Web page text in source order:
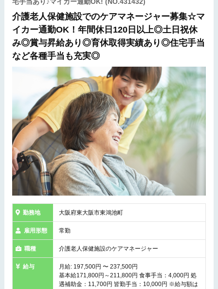
介護老人保健施設でのケアマネージャー募集☆マ
イカー通勤OK！年間休日120日以上◎土日祝休
み◎賞与昇給あり◎育休取得実績あり◎住宅手当
など各種手当も充実◎
勤務地 大阪府東大阪市東鴻池町
雇用形態 常勤
職種 介護老人保健施設のケアマネージャー
給与
月給: 197,500円 〜 237,500円
基本給171,800円～211,800円 食事手当：4,000円 処
遇補助金：11,700円 皆勤手当：10,000円 ※給与額は